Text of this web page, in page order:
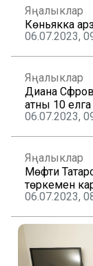
Яңалыклар
Көньякка
06.07.2023,
Яңалыклар
Диана
атны 10 елга
06.07.2023,
Яңалыклар
Мөфти
төркемен
06.07.2023,